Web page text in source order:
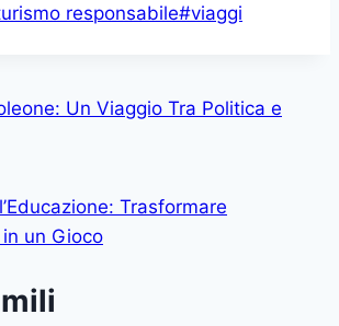
responsabile#viaggi
Un Viaggio Tra Politica e
Trasformare
in un Gioco